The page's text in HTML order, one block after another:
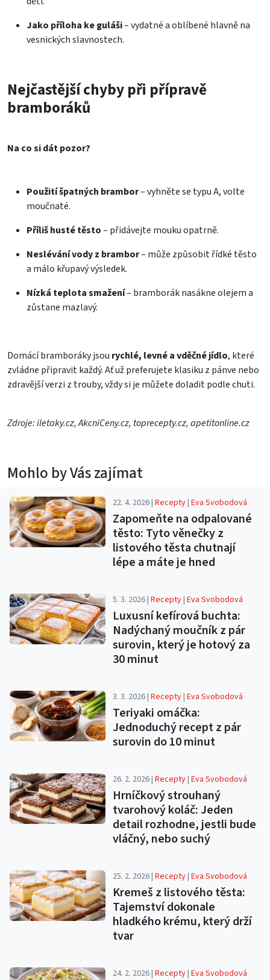
Jako příloha ke guláši– vydatné a oblíbené hlavně na
vesnických slavnostech.
Nejčastější chyby při přípravě
bramboráků
Na co si dát pozor?
Použití špatných brambor– vyhněte se typu A, volte
moučnaté.
Příliš husté těsto– přidávejte mouku opatrně.
Neslévání vody z brambor– může způsobit řídké těsto
a málo křupavý výsledek.
Nízká teplota smažení– bramborák nasákne olejem a
zůstane mazlavý.
Domácí bramboráky jsou rychlé, levné a vděčné jídlo, které
zvládne připravit každý. Ať už preferujete klasiku z pánve nebo
zdravější verzi z trouby, vždy si je můžete doladit podle chuti.
Zdroje: iletaky.cz, AkcniCeny.cz, toprecepty.cz, apetitonline.cz
Mohlo by Vás zajímat
22. 4. 2026 |Recepty|Eva Svobodová
Zapomeňte na odpalované
těsto: Tyto věnečky z
listového těsta chutnají
lépe a máte je hned
5. 3. 2026 |Recepty|Eva Svobodová
Luxusní kefírová buchta:
Nadýchaný moučník z pár
surovin, který je hotový za
30 minut
3. 3. 2026 |Recepty|Eva Svobodová
Teriyaki omáčka:
Jednoduchý recept z pár
surovin do 10 minut
26. 2. 2026 |Recepty|Eva Svobodová
Hrníčkový strouhaný
tvarohový koláč: Jeden
detail rozhodne, jestli bude
vláčný, nebo suchý
25. 2. 2026 |Recepty|Eva Svobodová
Kremeš z listového těsta:
Tajemství dokonale
hladkého krému, který drží
tvar
24. 2. 2026 |Recepty|Eva Svobodová